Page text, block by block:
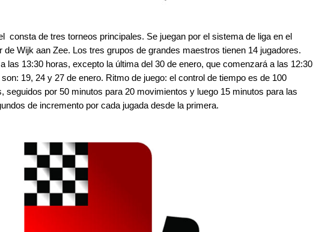
consta de tres torneos principales. Se juegan por el sistema de liga en el
de Wijk aan Zee. Los tres grupos de grandes maestros tienen 14 jugadores.
las 13:30 horas, excepto la última del 30 de enero, que comenzará a las 12:30
19, 24 y 27 de enero. Ritmo de juego: el control de tiempo es de 100
seguidos por 50 minutos para 20 movimientos y luego 15 minutos para las
de incremento por cada jugada desde la primera.